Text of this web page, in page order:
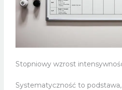
Stopniowy wzrost
Systematyczność to